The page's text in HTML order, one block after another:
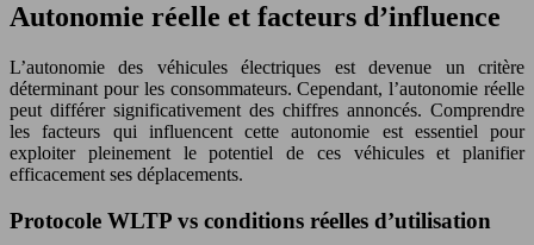
Autonomie réelle et facteurs d’influence
L’autonomie des véhicules électriques est devenue un critère
déterminant pour les consommateurs. Cependant, l’autonomie réelle
peut différer significativement des chiffres annoncés. Comprendre
les facteurs qui influencent cette autonomie est essentiel pour
exploiter pleinement le potentiel de ces véhicules et planifier
efficacement ses déplacements.
Protocole WLTP vs conditions réelles d’utilisation